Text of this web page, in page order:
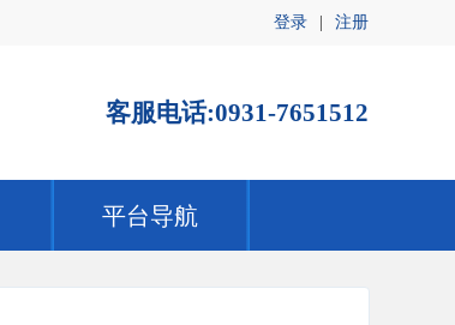
登录 注册
客服电话:0931-7651512
平台导航